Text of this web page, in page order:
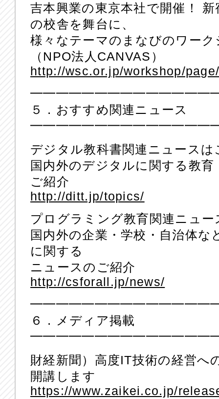
吉本興業の東京本社で開催！
の校舎を舞台に、
様々なテーマのまなびのワー
（NPO法人CANVAS）
http://wsc.or.jp/workshop/
５．おすすめ関連ニュース
デジタル教科書関連ニュースは
国内外のデジタルに関する教
ご紹介
http://ditt.jp/topics/
プログラミング教育関連ニュ
国内外の企業・学校・自治体
に関する
ニュースのご紹介
http://csforall.jp/news/
６．メディア掲載
財経新聞）高度IT技術の経営へ
開講します
https://www.zaikei.co.jp/